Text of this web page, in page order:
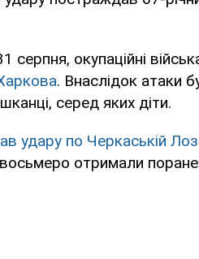
серпня, окупаційні
. Внаслідок атаки
серед яких діти.
удару по Черкаській
отримали